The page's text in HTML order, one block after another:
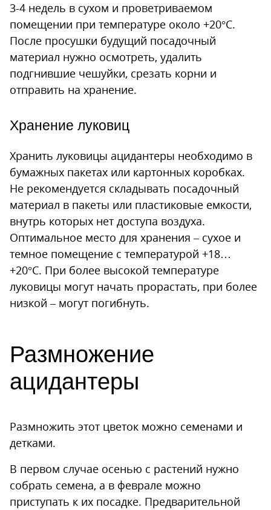
3-4 недель в сухом и проветриваемом
помещении при температуре около +20°С.
После просушки будущий посадочный
материал нужно осмотреть, удалить
подгнившие чешуйки, срезать корни и
отправить на хранение.
Хранение луковиц
Хранить луковицы ацидантеры необходимо в
бумажных пакетах или картонных коробках.
Не рекомендуется складывать посадочный
материал в пакеты или пластиковые емкости,
внутрь которых нет доступа воздуха.
Оптимальное место для хранения – сухое и
темное помещение с температурой +18…
+20°С. При более высокой температуре
луковицы могут начать прорастать, при более
низкой – могут погибнуть.
Размножение
ацидантеры
Размножить этот цветок можно семенами и
детками.
В первом случае осенью с растений нужно
собрать семена, а в феврале можно
приступать к их посадке. Предварительной